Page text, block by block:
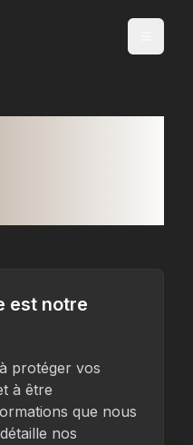
est notre
protéger vos
à être
que nous
nos